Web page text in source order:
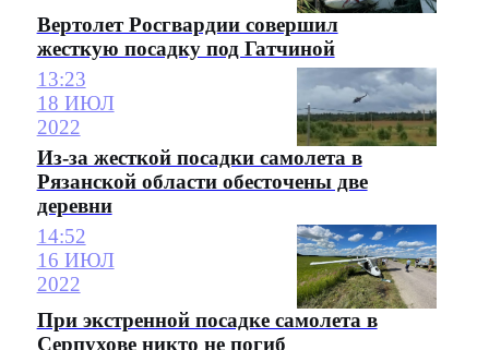
Вертолет Росгвардии совершил
жесткую посадку под Гатчиной
13:23
18 ИЮЛ
2022
Из-за жесткой посадки самолета в
Рязанской области обесточены две
деревни
14:52
16 ИЮЛ
2022
При экстренной посадке самолета в
Серпухове никто не погиб